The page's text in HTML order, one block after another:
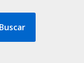
Buscar